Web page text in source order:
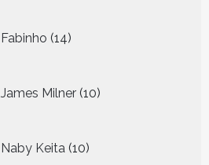
Fabinho 14
producten
James Milner 10
producten
Naby Keita 10
producten